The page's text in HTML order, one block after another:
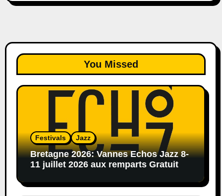
You Missed
Festivals Jazz
Bretagne 2026: Vannes Echos Jazz 8-
11 juillet 2026 aux remparts Gratuit